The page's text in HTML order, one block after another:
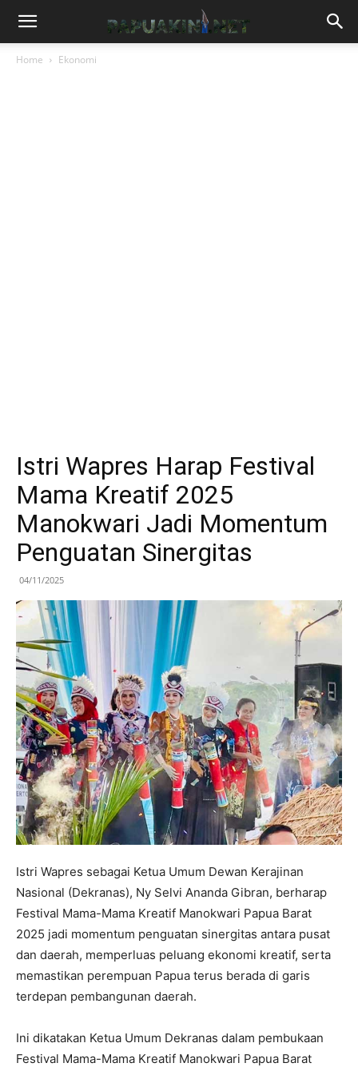
Home Ekonomi
Istri Wapres Harap Festival
Mama Kreatif 2025
Manokwari Jadi Momentum
Penguatan Sinergitas
04/11/2025
Istri Wapres sebagai Ketua Umum Dewan Kerajinan
Nasional (Dekranas), Ny Selvi Ananda Gibran, berharap
Festival Mama-Mama Kreatif Manokwari Papua Barat
2025 jadi momentum penguatan sinergitas antara pusat
dan daerah, memperluas peluang ekonomi kreatif, serta
memastikan perempuan Papua terus berada di garis
terdepan pembangunan daerah.
Ini dikatakan Ketua Umum Dekranas dalam pembukaan
Festival Mama-Mama Kreatif Manokwari Papua Barat